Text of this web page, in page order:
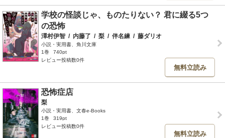
学校の怪談じゃ、ものたりない？ 君に綴る5つ
の恐怖
澤村伊智 / 内藤了 / 梨 / 伴名練 / 藤ダリオ
小説・実用書、角川文庫
1巻
740pt
レビュー投稿数0件
無料立読み
恐怖症店
梨
小説・実用書、文春e-Books
1巻
319pt
レビュー投稿数0件
無料立読み